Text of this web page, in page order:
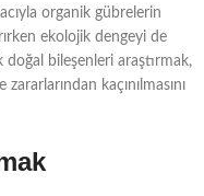
organik gübrelerin
ekolojik dengeyi de
doğal bileşenleri araştırmak,
kaçınılmasını